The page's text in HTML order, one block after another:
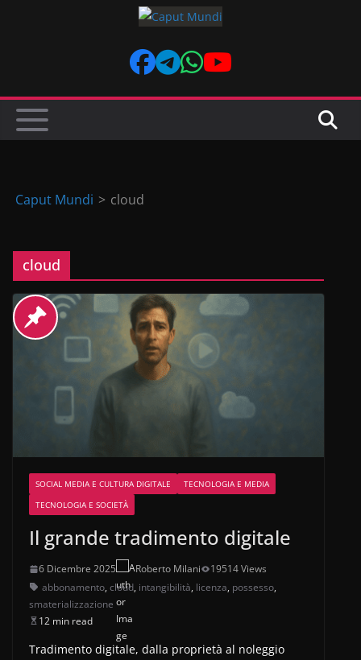
Caput Mundi > cloud
cloud
SOCIAL MEDIA E CULTURA DIGITALE
TECNOLOGIA E MEDIA
TECNOLOGIA E SOCIETÀ
Il grande tradimento digitale
6 Dicembre 2025 Roberto Milani
19514 Views
abbonamento, cloud, intangibilità, licenza, possesso,
smaterializzazione
12 min read
Tradimento digitale, dalla proprietà al noleggio